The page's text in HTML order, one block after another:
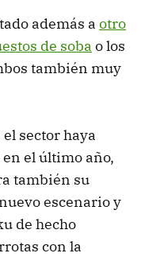
además a otro
de soba o los
también muy
el sector haya
el último año,
también su
escenario y
de hecho
con la